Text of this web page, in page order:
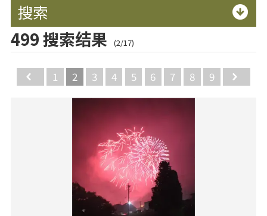
搜索
499 搜索结果 (2/17)
Back
1 2 3 4 5 6 7 8 9